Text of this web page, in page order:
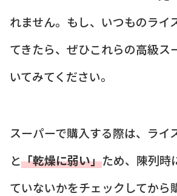
れません。もし、いつものライ
てきたら、ぜひこれらの高級ス
いてみてください。
スーパーで購入する際は、ライ
と「乾燥に弱い」ため、陳列時
ていないかをチェックしてから